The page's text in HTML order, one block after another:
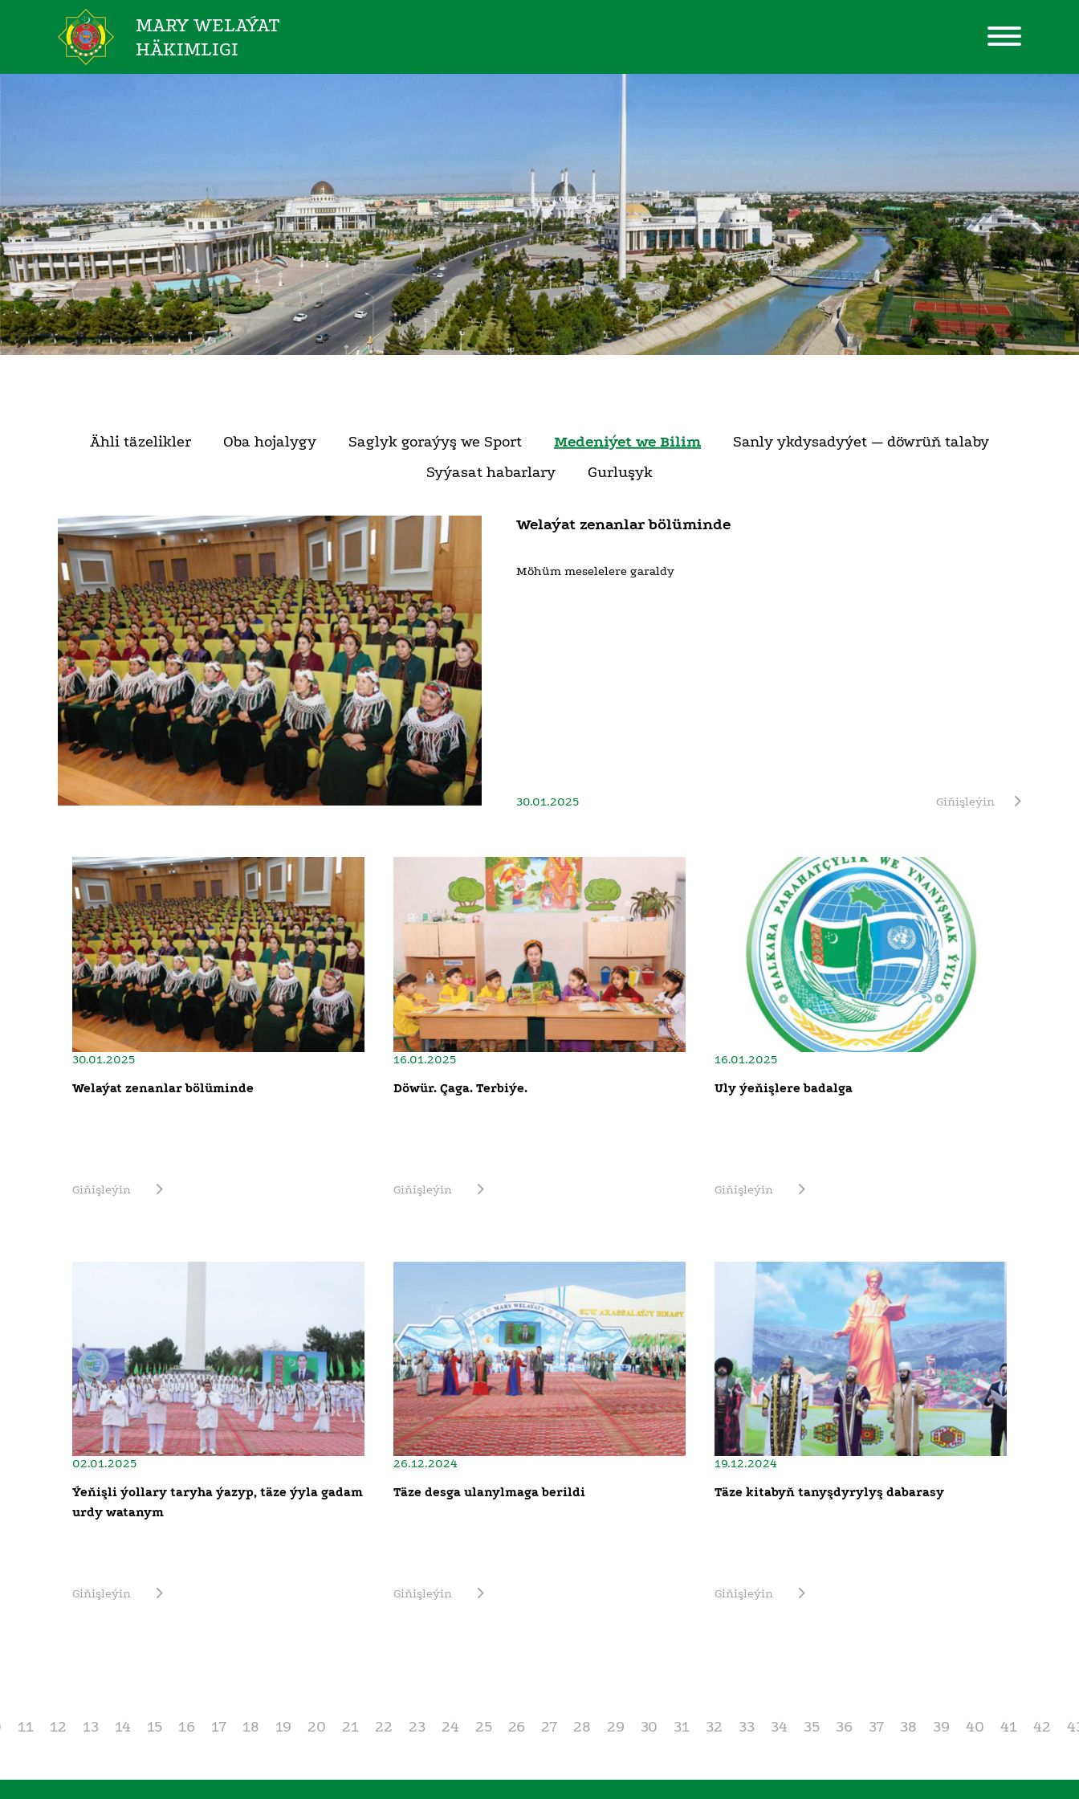
MARY WELAÝAT
HÄKIMLIGI
Ähli täzelikler Oba hojalygy Saglyk goraýyş we Sport Medeniýet we Bilim
Sanly ykdysadyýet — döwrüň talaby
Syýasat habarlary
Gurluşyk
Welaýat zenanlar bölüminde
Möhüm meselelere garaldy
30.01.2025 Giňişleýin
30.01.2025
Welaýat zenanlar bölüminde
Giňişleýin
16.01.2025
Döwür. Çaga. Terbiýe.
Giňişleýin
16.01.2025
Uly ýeňişlere badalga
Giňişleýin
02.01.2025
Ýeňişli ýollary taryha ýazyp, täze ýyla gadam
urdy watanym
Giňişleýin
26.12.2024
Täze desga ulanylmaga berildi
Giňişleýin
19.12.2024
Täze kitabyň tanyşdyrylyş dabarasy
Giňişleýin
11 12 13 14 15 16 17 18 19 20 21 22 23 24 25 26 27 28 29 30 31 32 33 34 35 36 37 38 39 40 41 42